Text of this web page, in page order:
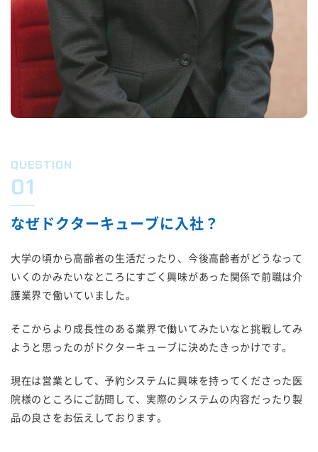
QUESTION
01
なぜドクターキューブに入社？
大学の頃から高齢者の生活だったり、今後高齢者がどうなって
いくのかみたいなところにすごく興味があった関係で前職は介
護業界で働いていました。
そこからより成長性のある業界で働いてみたいなと挑戦してみ
ようと思ったのがドクターキューブに決めたきっかけです。
現在は営業として、予約システムに興味を持ってくださった医
院様のところにご訪問して、実際のシステムの内容だったり製
品の良さをお伝えしております。